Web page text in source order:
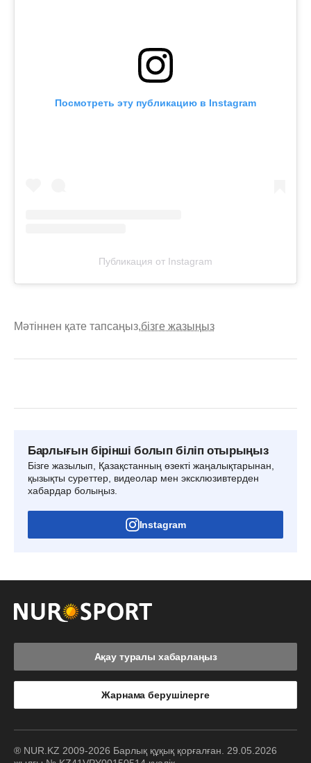
Посмотреть эту публикацию в Instagram
Публикация от Instagram
Мәтіннен қате тапсаңыз,бізге жазыңыз
Барлығын бірінші болып біліп отырыңыз
Бізге жазылып, Қазақстанның өзекті жаңалықтарынан,
қызықты суреттер, видеолар мен эксклюзивтерден
хабардар болыңыз.
Instagram
Ақау туралы хабарлаңыз
Жарнама берушілерге
® NUR.KZ 2009-2026 Барлық құқық қорғалған. 29.05.2026